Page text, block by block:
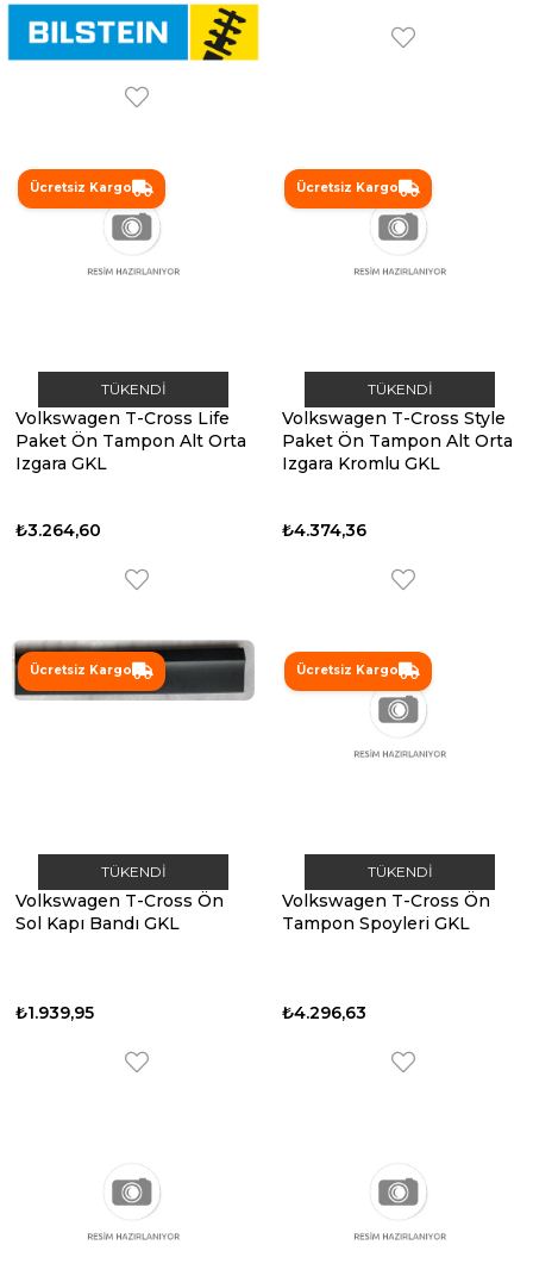
Ücretsiz Kargo
TÜKENDI
Volkswagen T-Cross Life
Paket Ön Tampon Alt Orta
Izgara GKL
₺3.264,60
Ücretsiz Kargo
TÜKENDI
Volkswagen T-Cross Style
Paket Ön Tampon Alt Orta
Izgara Kromlu GKL
₺4.374,36
Ücretsiz Kargo
TÜKENDI
Volkswagen T-Cross Ön
Sol Kapı Bandı GKL
₺1.939,95
Ücretsiz Kargo
TÜKENDI
Volkswagen T-Cross Ön
Tampon Spoyleri GKL
₺4.296,63